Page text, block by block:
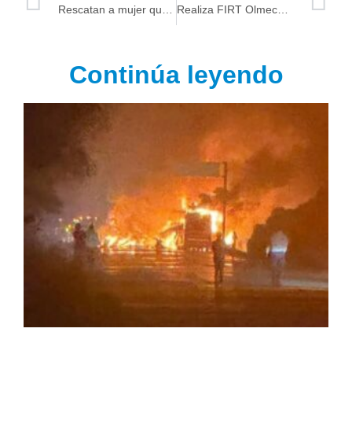
Realiza FIRT Olmeca revisión en el CREST; de nuevo hay armas hechizas y drogas
Continúa leyendo